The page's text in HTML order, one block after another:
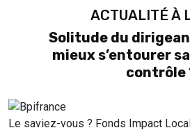
ACTUALITÉ À
Solitude du
mieux s’entourer
contrôle
Le saviez-vous ? Fonds Impact